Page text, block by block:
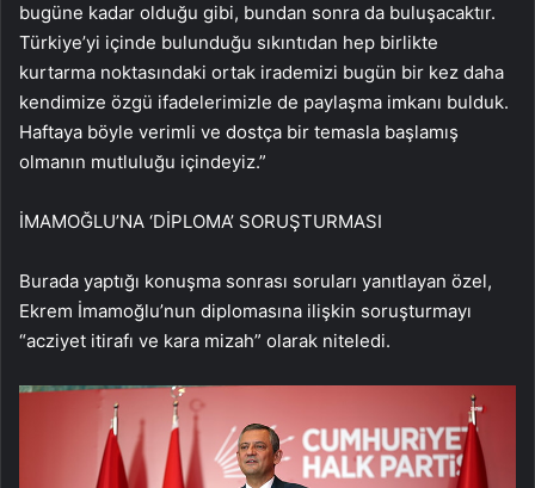
bugüne kadar olduğu gibi, bundan sonra da buluşacaktır.
Türkiye’yi içinde bulunduğu sıkıntıdan hep birlikte
kurtarma noktasındaki ortak irademizi bugün bir kez daha
kendimize özgü ifadelerimizle de paylaşma imkanı bulduk.
Haftaya böyle verimli ve dostça bir temasla başlamış
olmanın mutluluğu içindeyiz.”
İMAMOĞLU’NA ‘DİPLOMA’ SORUŞTURMASI
Burada yaptığı konuşma sonrası soruları yanıtlayan özel,
Ekrem İmamoğlu’nun diplomasına ilişkin soruşturmayı
“acziyet itirafı ve kara mizah” olarak niteledi.